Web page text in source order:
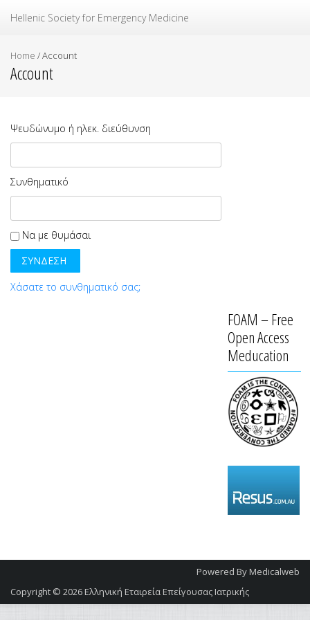
Ελληνική Εταιρεία Επείγουσας Ιατρικής
Hellenic Society for Emergency Medicine
Home /Account
Account
Ψευδώνυμο ή ηλεκ. διεύθυνση
Συνθηματικό
Να με θυμάσαι
Χάσατε το συνθηματικό σας;
FOAM – Free
Open Access
Meducation
Powered ByMedicalweb
Copyright © 2026Ελληνική Εταιρεία Επείγουσας Ιατρικής